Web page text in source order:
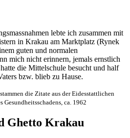
lebte ich zusammen mit
in Krakau am Marktplatz (Rynek
guten und normalen
mich nicht erinnern, jemals ernstlich
die Mittelschule besucht und half
bzw. blieb zu Hause.
die Zitate aus der Eidesstattlichen
ca. 1962
Ghetto Krakau